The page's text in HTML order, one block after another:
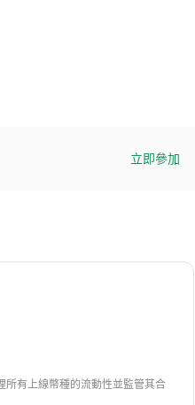
立即參加
所有上線幣種的流動性並監管其合